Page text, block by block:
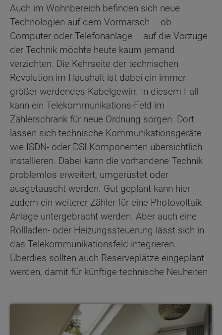
Auch im Wohnbereich befinden sich neue
Technologien auf dem Vormarsch – ob
Computer oder Telefonanlage – auf die Vorzüge
der Technik möchte heute kaum jemand
verzichten. Die Kehrseite der technischen
Revolution im Haushalt ist dabei ein immer
größer werdendes Kabelgewirr. In diesem Fall
kann ein Telekommunikations-Feld im
Zählerschrank für neue Ordnung sorgen. Dort
lassen sich technische Kommunikationsgeräte
wie ISDN- oder DSLKomponenten übersichtlich
installieren. Dabei kann die vorhandene Technik
problemlos erweitert, umgerüstet oder
ausgetauscht werden. Gut geplant kann hier
zudem ein weiterer Zähler für eine Photovoltaik-
Anlage untergebracht werden. Aber auch eine
Rollladen- oder Heizungssteuerung lässt sich in
das Telekommunikationsfeld integrieren.
Überdies sollten auch Reserveplätze eingeplant
werden, damit für künftige technische Neuheiten
Maßanfertigungen im Haus